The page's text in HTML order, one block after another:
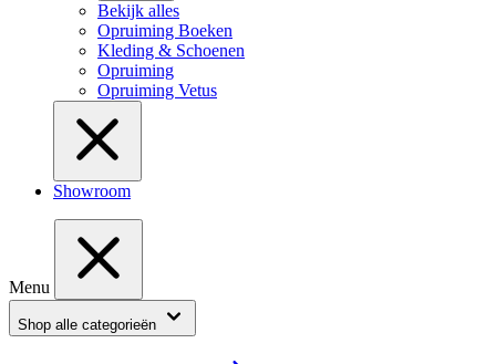
Bekijk alles
Opruiming Boeken
Kleding & Schoenen
Opruiming
Opruiming Vetus
Showroom
Menu
Shop alle categorieën